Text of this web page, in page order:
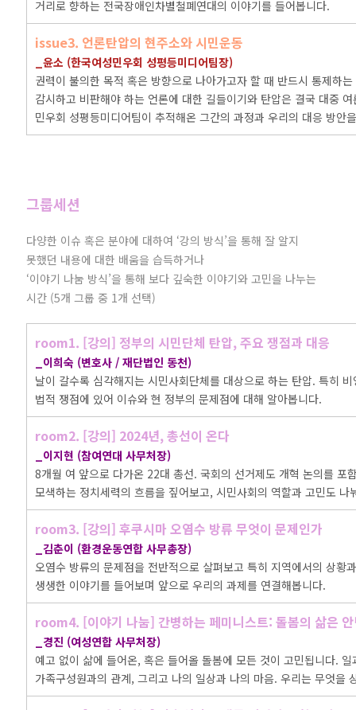
거리로 향하는 전국장애인차별철폐연대의 이야기를 들어봅니다.
issue3. 언론탄압의 현주소와 시민운동
_윤소 (한국여성민우회 성평등미디어팀장)
권력이 불의한 목적 혹은 방향으로 나아가고자 할 때 반드시 통제하
감시하고 비판해야 하는 언론에 대한 길들이기와 탄압은 결국 대중
민우회 성평등미디어팀이 추적해온 그간의 과정과 우리의 대응 방안
그룹세션
다양한 이슈 혹은 분야에 대하여 ‘강의 방식’을 통해 잘 알지
못했던 내용에 대한 배움을 습득하거나
‘이야기 나눔 방식’을 통해 보다 깊숙한 이야기와 고민을 나누는
시간 (5개 그룹 중 1개 선택)
room1. [강의] 정부의 시민단체 탄압, 주요 쟁점과 대응
_이희숙 (변호사 / 재단법인 동천)
날이 갈수록 심각해지는 시민사회단체를 대상으로 하는 탄압. 특히
법적 쟁점에 있어 이슈와 현 정부의 문제점에 대해 알아봅니다.
room2. [강의] 2024년, 총선이 온다
_이지현 (참여연대 사무처장)
8개월 여 앞으로 다가온 22대 총선. 국회의 선거제도 개혁 논의를 포
모색하는 정치세력의 흐름을 짚어보고, 시민사회의 역할과 고민도 나
room3. [강의] 후쿠시마 오염수 방류 무엇이 문제인가
_김춘이 (환경운동연합 사무총장)
오염수 방류의 문제점을 전반적으로 살펴보고 특히 지역에서의 상황
생생한 이야기를 들어보며 앞으로 우리의 과제를 연결해봅니다.
room4. [이야기 나눔] 간병하는 페미니스트: 돌봄의 삶은
_경진 (여성연합 사무처장)
예고 없이 삶에 들어온, 혹은 들어올 돌봄에 모든 것이 고민됩니다.
가족구성원과의 관계, 그리고 나의 일상과 나의 마음. 우리는 무엇을